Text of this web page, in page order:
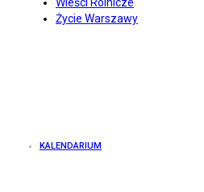
Życie Warszawy
KALENDARIUM